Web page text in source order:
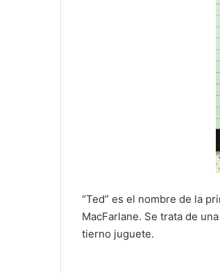
“Ted” es el nombre de la
MacFarlane. Se trata de
tierno juguete.